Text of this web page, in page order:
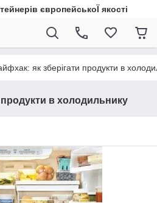
європейськоЇ якості
як зберігати продукти в
в холодильнику